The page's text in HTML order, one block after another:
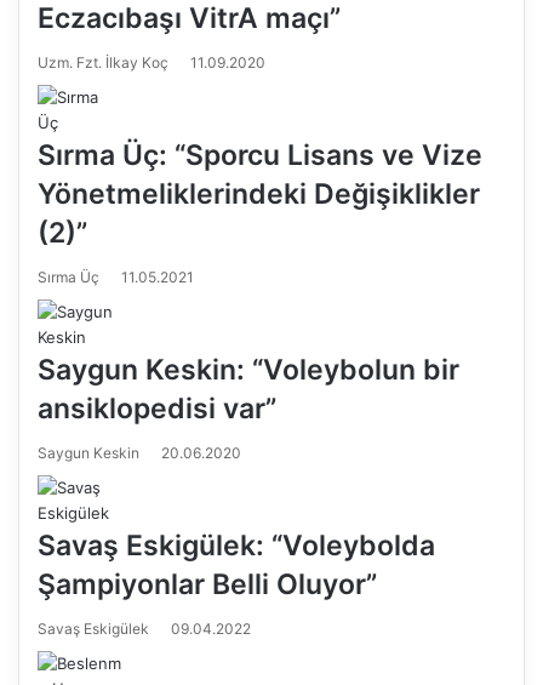
Eczacıbaşı VitrA maçı”
Uzm. Fzt. İlkay Koç 11.09.2020
Sırma Üç: “Sporcu Lisans ve Vize
Yönetmeliklerindeki Değişiklikler
(2)”
Sırma Üç 11.05.2021
Saygun Keskin: “Voleybolun bir
ansiklopedisi var”
Saygun Keskin 20.06.2020
Savaş Eskigülek: “Voleybolda
Şampiyonlar Belli Oluyor”
Savaş Eskigülek 09.04.2022